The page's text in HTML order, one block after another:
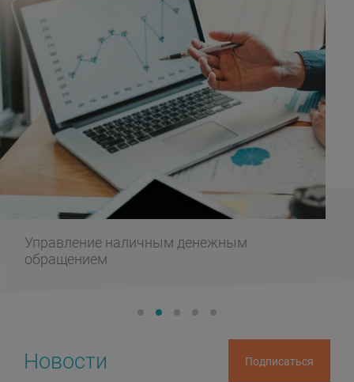
Управление наличным денежным
обращением
Новости Подписаться